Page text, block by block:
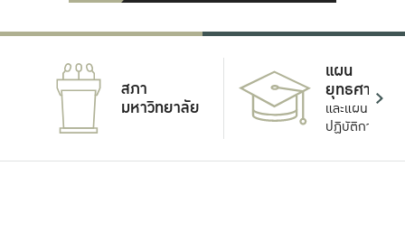
สภา
มหาวิทยาลัย
แผน
ยุทธศาสตร์
และแผน
ปฏิบัติการ